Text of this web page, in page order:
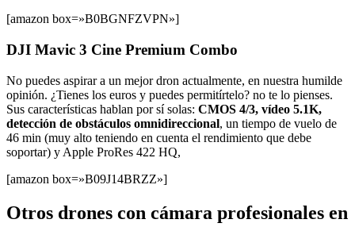
[amazon box=»B0BGNFZVPN»]
DJI Mavic 3 Cine Premium Combo
No puedes aspirar a un mejor dron actualmente, en nuestra humilde
opinión. ¿Tienes los euros y puedes permitírtelo? no te lo pienses.
Sus características hablan por sí solas: CMOS 4/3, vídeo 5.1K,
detección de obstáculos omnidireccional, un tiempo de vuelo de
46 min (muy alto teniendo en cuenta el rendimiento que debe
soportar) y Apple ProRes 422 HQ,
[amazon box=»B09J14BRZZ»]
Otros drones con cámara profesionales en